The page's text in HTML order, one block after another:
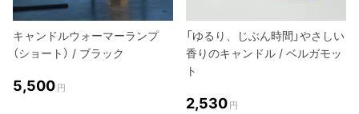
キャンドルウォーマーランプ
（ショート） / ブラック
5,500 円
「ゆるり、じぶん時間」やさしい
香りのキャンドル / ベルガモッ
ト
2,530 円